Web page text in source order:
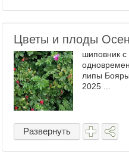
Цветы и плоды
шиповник
липы
2025 ...
Развернуть